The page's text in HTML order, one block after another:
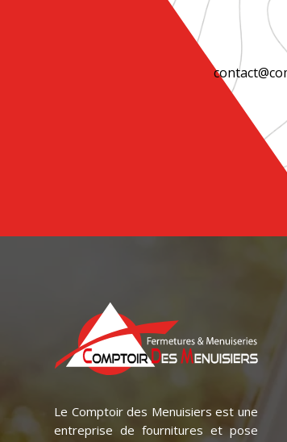
Le Comptoir des Menuisiers est une
entreprise de fournitures et pose